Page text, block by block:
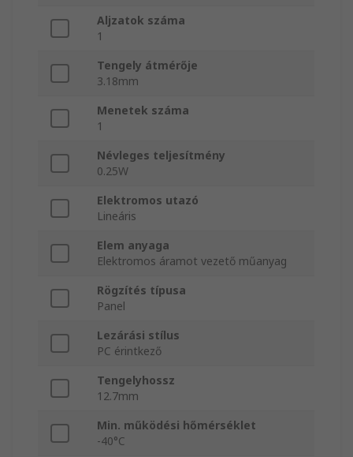
Aljzatok száma
1
Tengely átmérője
3.18mm
Menetek száma
1
Névleges teljesítmény
0.25W
Elektromos utazó
Lineáris
Elem anyaga
Elektromos áramot vezető műanyag
Rögzítés típusa
Panel
Lezárási stílus
PC érintkező
Tengelyhossz
12.7mm
Min. működési hőmérséklet
-40°C